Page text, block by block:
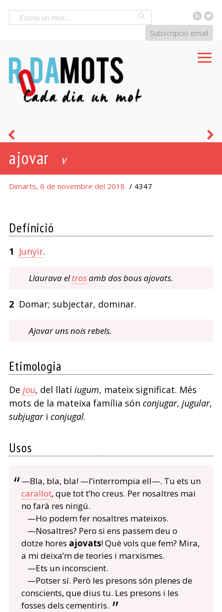
RSS
Subscripció email
ajovar v
Dimarts, 6 de novembre del 2018 / 4347
Definició
1 Junyir.
Llaurava eltrosamb dos bous ajovats.
2Domar; subjectar, dominar.
Ajovar uns nois rebels.
Etimologia
De jou, del llatíiugum, mateix significat. Més
mots de la mateixa família són conjugar, jugular,
subjugari conjugal.
Usos
—Bla, bla, bla! —l’interrompia ell—. Tu ets un
carallot, que tot t’ho creus. Per nosaltres mai
no farà res ningú.
—Ho podem fer nosaltres mateixos.
—Nosaltres? Pero si ens passem deu o
dotze hores ajovats! Què vols que fem? Mira,
a mi deixa’m de teories i marxismes.
—Ets un inconscient.
—Potser sí. Però les presons són plenes de
conscients, que dius tu. Les presons i les
fosses dels cementiris.
tenir
de
coll
temps)